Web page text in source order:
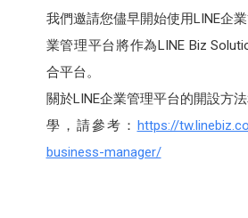
我們邀請您儘早開始使用LINE企
業管理平台將作為LINE Biz
合平台。
關於LINE企業管理平台的開設方
學，請參考： https://
business-manager/